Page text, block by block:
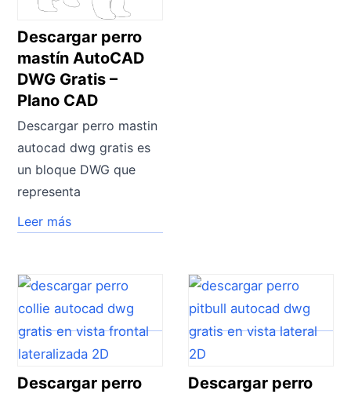
Descargar perro
mastín AutoCAD
DWG Gratis –
Plano CAD
Descargar perro mastin
autocad dwg gratis es
un bloque DWG que
representa
Leer más
Descargar perro
Descargar perro